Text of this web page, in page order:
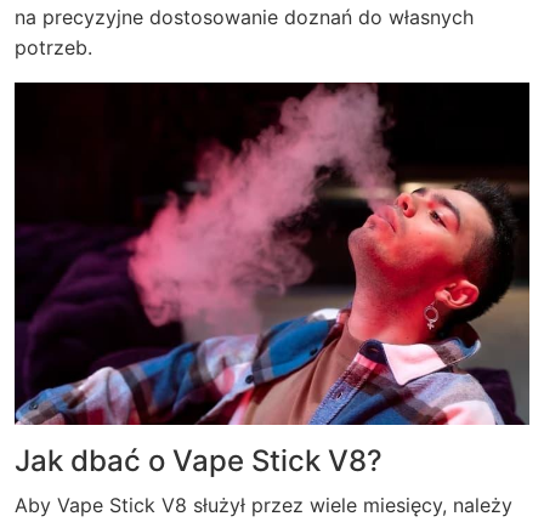
na precyzyjne dostosowanie doznań do własnych
potrzeb.
Jak dbać o Vape Stick V8?
Aby Vape Stick V8 służył przez wiele miesięcy, należy